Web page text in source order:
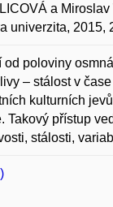
a
univerzita, 2015,
poloviny
– stálost v
kulturních
přístup
stálosti,